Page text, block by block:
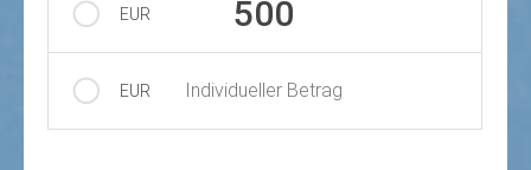
EUR 500
EUR Individueller Betrag